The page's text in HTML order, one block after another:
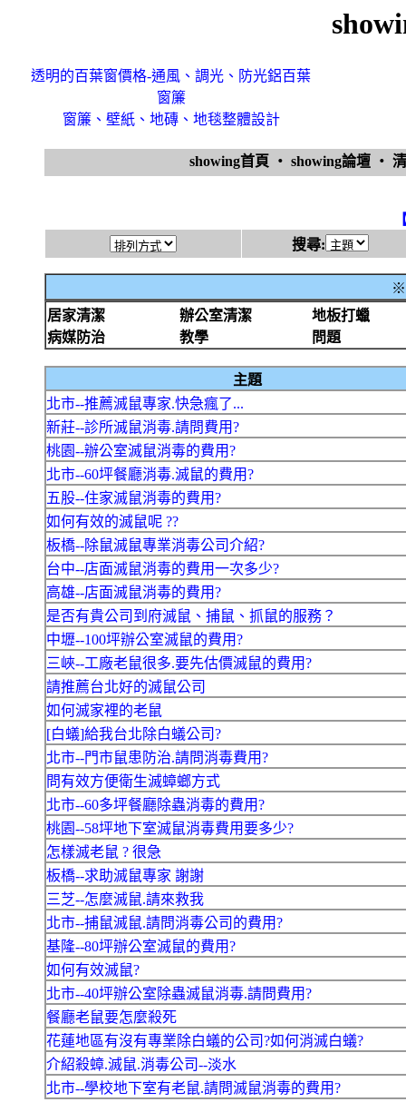
透明的百葉窗價格-通風、調光、防光鋁百葉
窗簾
窗簾、壁紙、地磚、地毯整體設計
showing首頁 ‧ showing論壇 ‧
搜尋:
※
居家清潔
辦公室清潔
地板打蠟
病媒防治
教學 問題
主題
北市--推薦滅鼠專家.快急瘋了...
新莊--診所滅鼠消毒.請問費用?
桃園--辦公室滅鼠消毒的費用?
北市--60坪餐廳消毒.滅鼠的費用?
五股--住家滅鼠消毒的費用?
如何有效的滅鼠呢 ??
板橋--除鼠滅鼠專業消毒公司介紹?
台中--店面滅鼠消毒的費用一次多少?
高雄--店面滅鼠消毒的費用?
是否有貴公司到府滅鼠、捕鼠、抓鼠的服務？
中壢--100坪辦公室滅鼠的費用?
三峽--工廠老鼠很多.要先估價滅鼠的費用?
請推薦台北好的滅鼠公司
如何滅家裡的老鼠
[白蟻]給我台北除白蟻公司?
北市--門市鼠患防治.請問消毒費用?
問有效方便衛生滅蟑螂方式
北市--60多坪餐廳除蟲消毒的費用?
桃園--58坪地下室滅鼠消毒費用要多少?
怎樣滅老鼠 ? 很急
板橋--求助滅鼠專家 謝謝
三芝--怎麼滅鼠.請來救我
北市--捕鼠滅鼠.請問消毒公司的費用?
基隆--80坪辦公室滅鼠的費用?
如何有效滅鼠?
北市--40坪辦公室除蟲滅鼠消毒.請問費用?
餐廳老鼠要怎麼殺死
花蓮地區有沒有專業除白蟻的公司?如何消滅白蟻?
介紹殺蟑.滅鼠.消毒公司--淡水
北市--學校地下室有老鼠.請問滅鼠消毒的費用?